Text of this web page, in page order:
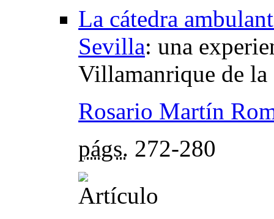
La cátedra
Sevilla: una
Villamanrique de la
Rosario Martín
págs. 272-280